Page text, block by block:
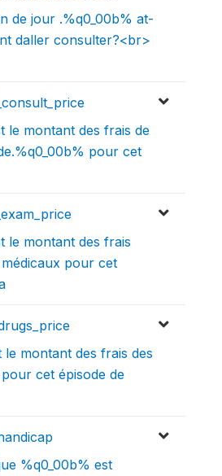
de jour .%q0_00b% at-
daller consulter?<br>
le montant des frais de
pour cet
le montant des frais
pour cet
le montant des frais des
cet épisode de
%q0_00b% est